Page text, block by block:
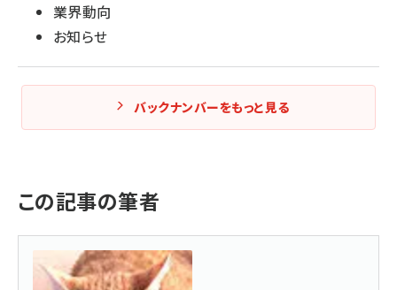
業界動向
お知らせ
バックナンバーをもっと見る
この記事の筆者